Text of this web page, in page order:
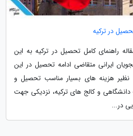
در ترکیه
راهنمای کامل تحصیل در ترکیه به این
ایرانی متقاضی ادامه تحصیل در این
نظیر هزینه های بسیار مناسب تحصیل و
دانشگاهی و کالج های ترکیه، نزدیکی جهت
در...